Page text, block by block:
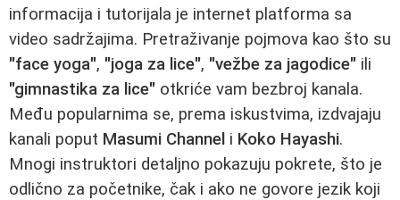
informacija i tutorijala je internet platforma sa
video sadržajima. Pretraživanje pojmova kao što su
"face yoga", "joga za lice", "vežbe za jagodice" ili
"gimnastika za lice" otkriće vam bezbroj kanala.
Među popularnima se, prema iskustvima, izdvajaju
kanali poput Masumi Channel i Koko Hayashi.
Mnogi instruktori detaljno pokazuju pokrete, što je
odlično za početnike, čak i ako ne govore jezik koji